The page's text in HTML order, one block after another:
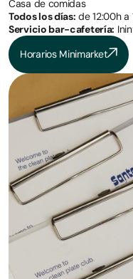
Casa de comidas
Todos los días: de 12:00h a
Servicio bar-cafetería:
Horarios Minimarket